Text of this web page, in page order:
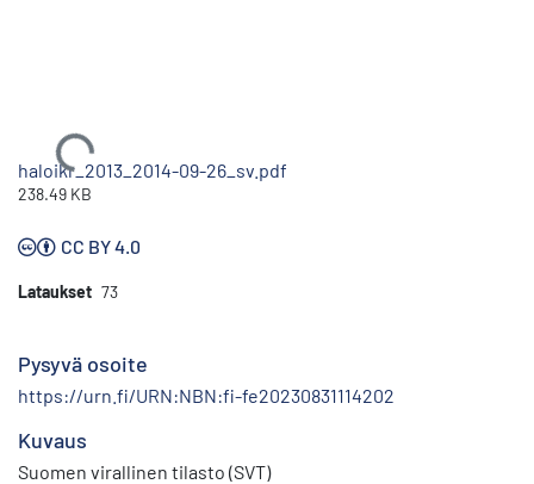
Ladataan...
haloikr_2013_2014-09-26_sv.pdf
238.49 KB
CC BY 4.0
Lataukset 73
Pysyvä osoite
https://urn.fi/URN:NBN:fi-fe20230831114202
Kuvaus
Suomen virallinen tilasto (SVT)